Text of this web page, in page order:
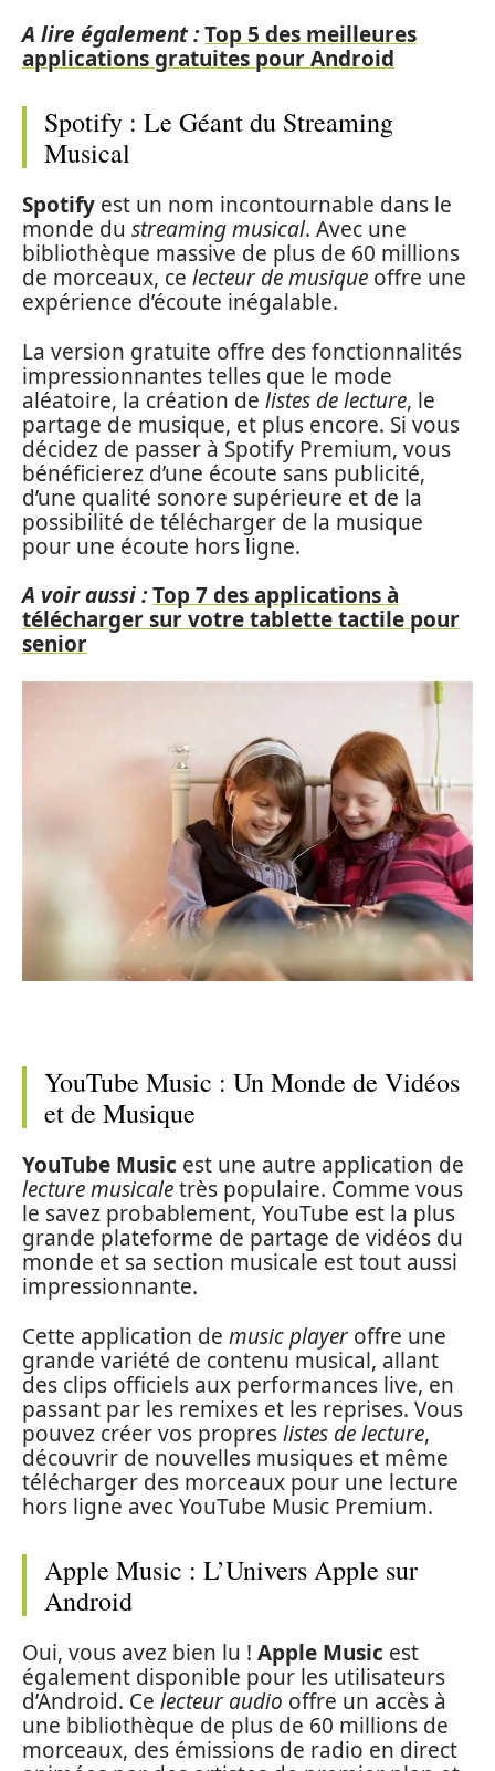
A lire également :Top 5 des meilleures
applications gratuites pour Android
Spotify : Le Géant du Streaming
Musical
Spotify est un nom incontournable dans le
monde du streaming musical. Avec une
bibliothèque massive de plus de 60 millions
de morceaux, ce lecteur de musique offre une
expérience d’écoute inégalable.
La version gratuite offre des fonctionnalités
impressionnantes telles que le mode
aléatoire, la création de listes de lecture, le
partage de musique, et plus encore. Si vous
décidez de passer à Spotify Premium, vous
bénéficierez d’une écoute sans publicité,
d’une qualité sonore supérieure et de la
possibilité de télécharger de la musique
pour une écoute hors ligne.
A voir aussi :Top 7 des applications à
télécharger sur votre tablette tactile pour
senior
YouTube Music : Un Monde de Vidéos
et de Musique
YouTube Music est une autre application de
lecture musicaletrès populaire. Comme vous
le savez probablement, YouTube est la plus
grande plateforme de partage de vidéos du
monde et sa section musicale est tout aussi
impressionnante.
Cette application de music player offre une
grande variété de contenu musical, allant
des clips officiels aux performances live, en
passant par les remixes et les reprises. Vous
pouvez créer vos propreslistes de lecture,
découvrir de nouvelles musiques et même
télécharger des morceaux pour une lecture
hors ligne avec YouTube Music Premium.
Apple Music : L’Univers Apple sur
Android
Oui, vous avez bien lu ! Apple Music est
également disponible pour les utilisateurs
d’Android. Ce lecteur audio offre un accès à
une bibliothèque de plus de 60 millions de
morceaux, des émissions de radio en direct